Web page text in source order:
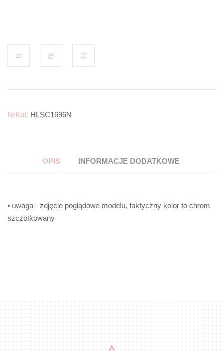
NrKat: HLSC1696N
OPIS INFORMACJE DODATKOWE
• uwaga - zdjęcie poglądowe modelu, faktyczny kolor to chrom
szczotkowany